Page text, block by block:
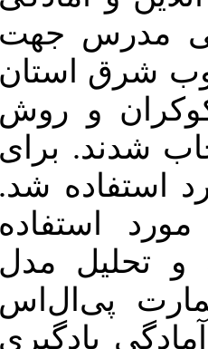
perceptions on the results of
19 pandemic: the role of
mediating variables of Course
satisfaction and readiness for
online learning and the
moderating variable of teacher's
readiness for online teaching.
MEO 2023; 12 (4) : 3
URL: http://journalieaa.ir/article-
1-610-fa.html
صارمی علیرضا، قهرمانی
شکراله. تاثیر ادارک آنلاین
کارکنان بر نتایج یادگیری آنلاین
نقش متغیرهای میانجی رضایت
از دوره‌های آنلاین و آمادگی
یادگیری آنلاین کارکنان و متغیر
تعدیلگر آمادگی مدرس جهت
تدریس آنلاین. نشریه مديريت بر